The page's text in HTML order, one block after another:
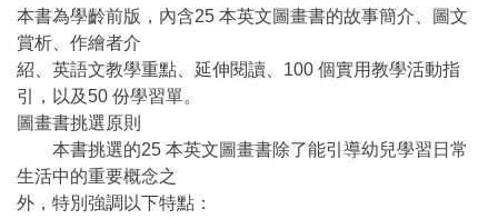
本書為學齡前版，內含25 本英文圖畫書的故事簡介、圖文
賞析、作繪者介
紹、英語文教學重點、延伸閱讀、100 個實用教學活動指
引，以及50 份學習單。
圖畫書挑選原則
本書挑選的25 本英文圖畫書除了能引導幼兒學習日常
生活中的重要概念之
外，特別強調以下特點：